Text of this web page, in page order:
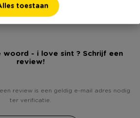
toestaan
bekend
woord - i love sint ? Schrijf een
review!
review is een geldig e-mail adres nodig
ter verificatie.